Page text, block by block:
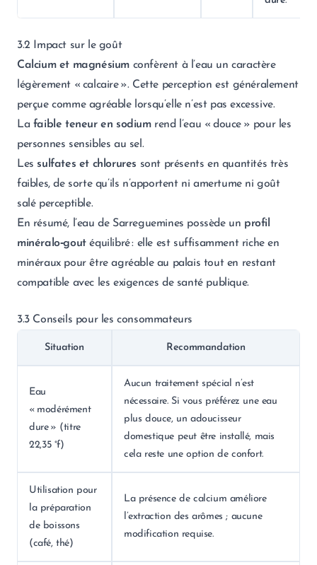
3.2 Impact sur le goût
Calcium et magnésium confèrent à l’eau un caractère
légèrement « calcaire ». Cette perception est généralement
perçue comme agréable lorsqu’elle n’est pas excessive.
La faible teneur en sodiumrend l’eau « douce » pour les
personnes sensibles au sel.
Les sulfates et chlorures sont présents en quantités très
faibles, de sorte qu’ils n’apportent ni amertume ni goût
salé perceptible.
En résumé, l’eau de Sarreguemines possède un profil
minéralo‑goutéquilibré : elle est suffisamment riche en
minéraux pour être agréable au palais tout en restant
compatible avec les exigences de santé publique.
3.3 Conseils pour les consommateurs
Situation Recommandation
Eau
« modérément
dure » (titre
22,35 °f)
Aucun traitement spécial n’est
nécessaire. Si vous préférez une eau
plus douce, un adoucisseur
domestique peut être installé, mais
cela reste une option de confort.
Utilisation pour
la préparation
de boissons
(café, thé)
La présence de calcium améliore
l’extraction des arômes ; aucune
modification requise.